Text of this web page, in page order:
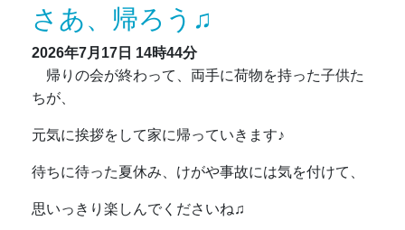
さあ、帰ろう♫
2026年7月17日 14時44分
帰りの会が終わって、両手に荷物を持った子供た
ちが、
元気に挨拶をして家に帰っていきます♪
待ちに待った夏休み、けがや事故には気を付けて、
思いっきり楽しんでくださいね♫